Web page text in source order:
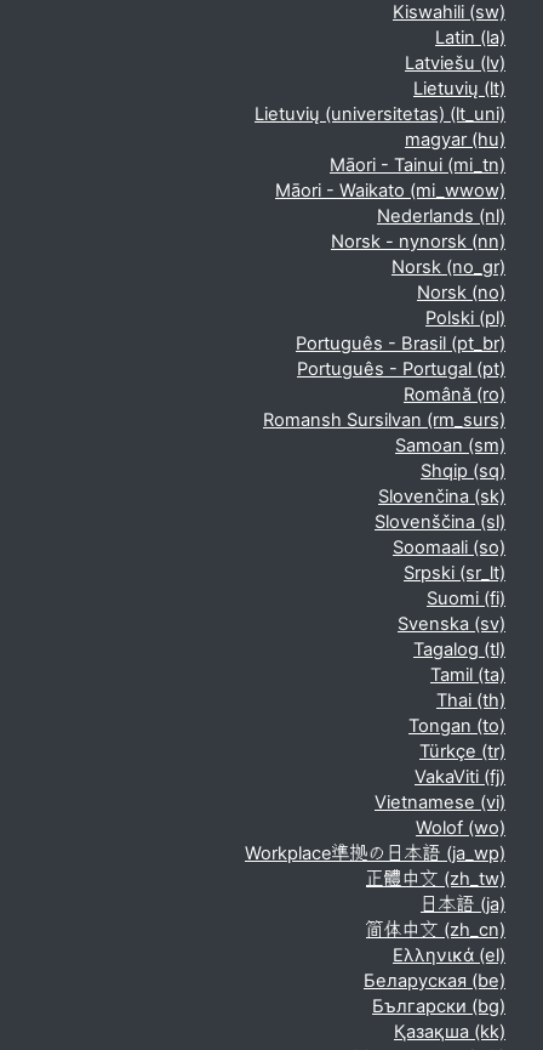
Kiswahili ‎(sw)‎
Latin ‎(la)‎
Latviešu ‎(lv)‎
Lietuvių ‎(lt)‎
Lietuvių (universitetas) ‎(lt_uni)‎
magyar ‎(hu)‎
Māori - Tainui ‎(mi_tn)‎
Māori - Waikato ‎(mi_wwow)‎
Nederlands ‎(nl)‎
Norsk - nynorsk ‎(nn)‎
Norsk ‎(no_gr)‎
Norsk ‎(no)‎
Polski ‎(pl)‎
Português - Brasil ‎(pt_br)‎
Português - Portugal ‎(pt)‎
Română ‎(ro)‎
Romansh Sursilvan ‎(rm_surs)‎
Samoan ‎(sm)‎
Shqip ‎(sq)‎
Slovenčina ‎(sk)‎
Slovenščina ‎(sl)‎
Soomaali ‎(so)‎
Srpski ‎(sr_lt)‎
Suomi ‎(fi)‎
Svenska ‎(sv)‎
Tagalog ‎(tl)‎
Tamil ‎(ta)‎
Thai ‎(th)‎
Tongan ‎(to)‎
Türkçe ‎(tr)‎
VakaViti ‎(fj)‎
Vietnamese ‎(vi)‎
Wolof ‎(wo)‎
Workplace準拠の日本語 ‎(ja_wp)‎
正體中文 ‎(zh_tw)‎
日本語 ‎(ja)‎
简体中文 ‎(zh_cn)‎
Ελληνικά ‎(el)‎
Беларуская ‎(be)‎
Български ‎(bg)‎
Қазақша ‎(kk)‎